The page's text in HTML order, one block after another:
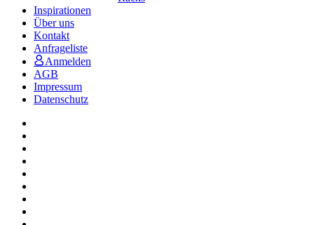
Inspirationen
Über uns
Kontakt
Anfrageliste
Anmelden
AGB
Impressum
Datenschutz